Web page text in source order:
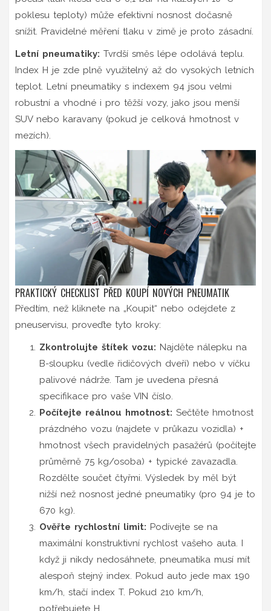
poklesu teploty) může efektivní nosnost dočasně
snížit. Pravidelné měření tlaku v zimě je proto zásadní.
Letní pneumatiky: Tvrdší směs lépe odolává teplu.
Index H je zde plně využitelný až do vysokých letních
teplot. Letní pneumatiky s indexem 94 jsou velmi
robustní a vhodné i pro těžší vozy, jako jsou menší
SUV nebo karavany (pokud je celková hmotnost v
mezích).
PRAKTICKÝ CHECKLIST PŘED KOUPÍ NOVÝCH PNEUMATIK
Předtím, než kliknete na „Koupit“ nebo odejdete z
pneuservisu, proveďte tyto kroky:
Zkontrolujte štítek vozu: Najděte nálepku na
B-sloupku (vedle řidičových dveří) nebo v víčku
palivové nádrže. Tam je uvedena přesná
specifikace pro vaše VIN číslo.
Počítejte reálnou hmotnost: Sečtěte hmotnost
prázdného vozu (najdete v průkazu vozidla) +
hmotnost všech pravidelných pasažérů (počítejte
průměrně 75 kg/osoba) + typické zavazadla.
Rozdělte součet čtyřmi. Výsledek by měl být
nižší než nosnost jedné pneumatiky (pro 94 je to
670 kg).
Ověřte rychlostní limit: Podívejte se na
maximální konstruktivní rychlost vašeho auta. I
když ji nikdy nedosáhnete, pneumatika musí mít
alespoň stejný index. Pokud auto jede max 190
km/h, stačí index T. Pokud 210 km/h,
potřebujete H.